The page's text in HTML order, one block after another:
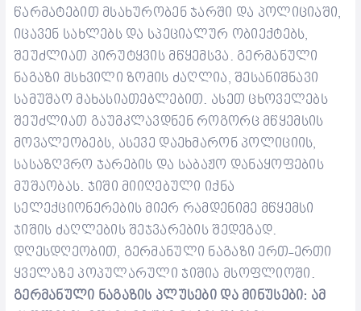
წარმატებით მსახურობენ ჯარში და პოლიციაში,
იცავენ სახლებს და სპეციალურ ობიექტებს,
შეუძლიათ პირუტყვის მწყემსვა . გერმანული
ნაგაზი მსხვილი ზომის ძაღლია, შესანიშნავი
სამუშაო მახასიათებლებით. ასეთ ცხოველებს
შეუძლიათ გაუმკლავდნენ როგორც მწყემსის
მოვალეობებს, ასევე დაეხმარონ პოლიციის,
სასაზღვრო ჯარების და საბაჟო დანაყოფების
მუშაობას. ჯიში მიიღებული იქნა
სელექციონერების მიერ რამდენიმე მწყემსი
ჯიშის ძაღლების შეჯვარების შედეგად.
დღესდღეობით, გერმანული ნაგაზი ერთ-ერთი
ყველაზე პოპულარული ჯიშია მსოფლიოში.
გერმანული ნაგაზის პლუსები და მინუსები: ამ